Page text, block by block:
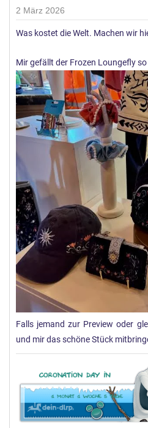
n
g
e
:
2 März 2026
Was kostet die Welt. Machen wir
Mir gefällt der Frozen Loungefly
Falls jemand zur Preview oder
und mir das schöne Stück